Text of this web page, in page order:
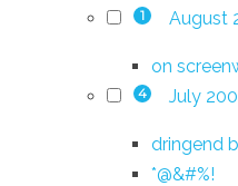
1 August
on
4 July
dringend
*@&#%!